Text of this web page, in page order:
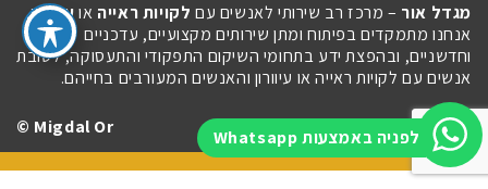
לפניה באמצעות Whatsapp
מגדל אור – מרכז רב שירותי לאנשים עם לקויות ראייה אועיוורון.
אנחנו מתמקדים בפיתוח ומתן שירותים מקצועיים, עדכניים
וחדשניים, ובהפצת ידע בתחומי השיקום התפקודי והתעסוקה, לטובת
אנשים עם לקויות ראייה או עיוורון והאנשים המעורבים בחייהם.
Imaginet
Migdal Or ©